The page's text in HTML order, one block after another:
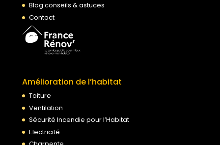
Blog conseils & astuces
Contact
Amélioration de l’habitat
Toiture
Ventilation
Sécurité Incendie pour l’Habitat
Electricité